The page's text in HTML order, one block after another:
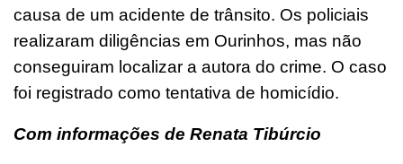
causa de um acidente de trânsito. Os policiais
realizaram diligências em Ourinhos, mas não
conseguiram localizar a autora do crime. O caso
foi registrado como tentativa de homicídio.
Com informações de Renata Tibúrcio